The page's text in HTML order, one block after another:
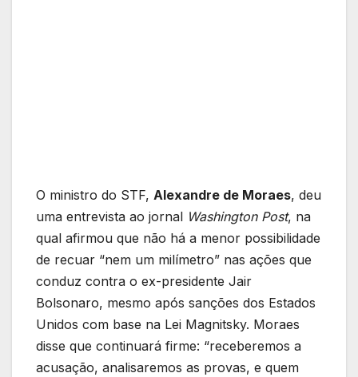
O ministro do STF, Alexandre de Moraes, deu
uma entrevista ao jornal Washington Post, na
qual afirmou que não há a menor possibilidade
de recuar “nem um milímetro” nas ações que
conduz contra o ex-presidente Jair
Bolsonaro, mesmo após sanções dos Estados
Unidos com base na Lei Magnitsky. Moraes
disse que continuará firme: “receberemos a
acusação, analisaremos as provas, e quem